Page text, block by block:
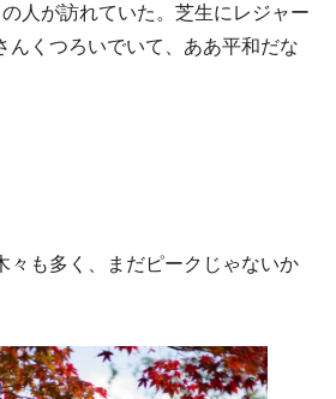
人が訪れていた。芝生にレジャー
んくつろいでいて、ああ平和だな
々も多く、まだピークじゃないか